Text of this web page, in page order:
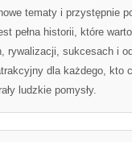
tematy i przystępnie
pełna historii, które
rywalizacji, sukcesach i
dla każdego, kto
ludzkie pomysły.